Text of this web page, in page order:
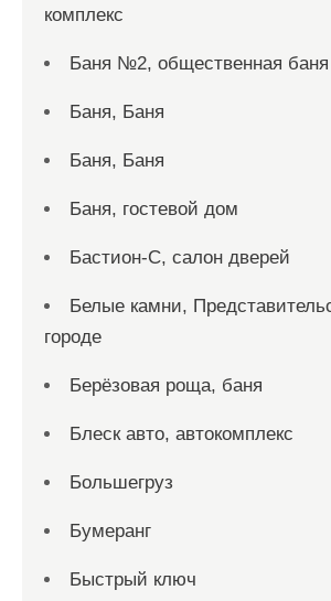
комплекс
Баня №2, общественная баня
Баня, Баня
Баня, Баня
Баня, гостевой дом
Бастион-С, салон дверей
Белые камни,
городе
Берёзовая роща, баня
Блеск авто, автокомплекс
Большегруз
Бумеранг
Быстрый ключ